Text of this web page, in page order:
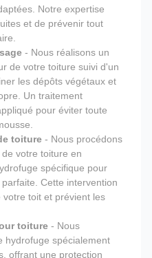
Notre expertise
et de prévenir tout
- Nous réalisons un
de votre toiture suivi d'un
les dépôts végétaux et
Un traitement
pour éviter toute
toiture - Nous procédons
votre toiture en
spécifique pour
Cette intervention
toit et prévient les
toiture - Nous
hydrofuge spécialement
offrant une protection